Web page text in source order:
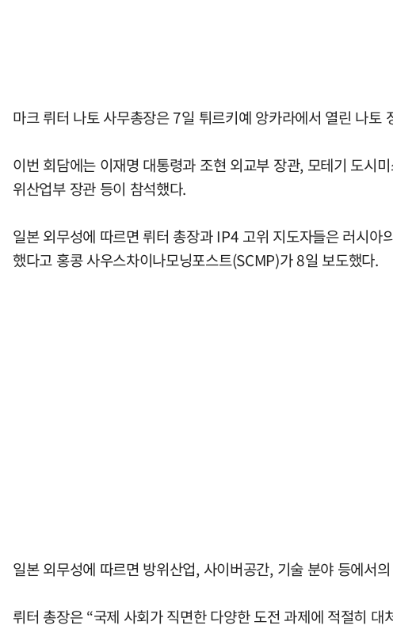
마크 뤼터 나토 사무총장은 7일 튀르키예 앙카라에서 열린 나
이번 회담에는 이재명 대통령과 조현 외교부 장관, 모테기 도시
위산업부 장관 등이 참석했다.
일본 외무성에 따르면 뤼터 총장과 IP4 고위 지도자들은 러시
했다고 홍콩 사우스차이나모닝포스트(SCMP)가 8일 보도했다.
일본 외무성에 따르면 방위산업, 사이버공간, 기술 분야 등에서
뤼터 총장은 “국제 사회가 직면한 다양한 도전 과제에 적절히